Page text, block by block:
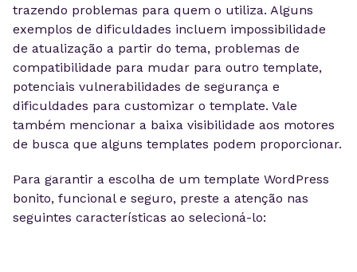
trazendo problemas para quem o utiliza. Alguns
exemplos de dificuldades incluem impossibilidade
de atualização a partir do tema, problemas de
compatibilidade para mudar para outro template,
potenciais vulnerabilidades de segurança e
dificuldades para customizar o template. Vale
também mencionar a baixa visibilidade aos motores
de busca que alguns templates podem proporcionar.
Para garantir a escolha de um template WordPress
bonito, funcional e seguro, preste a atenção nas
seguintes características ao selecioná-lo: